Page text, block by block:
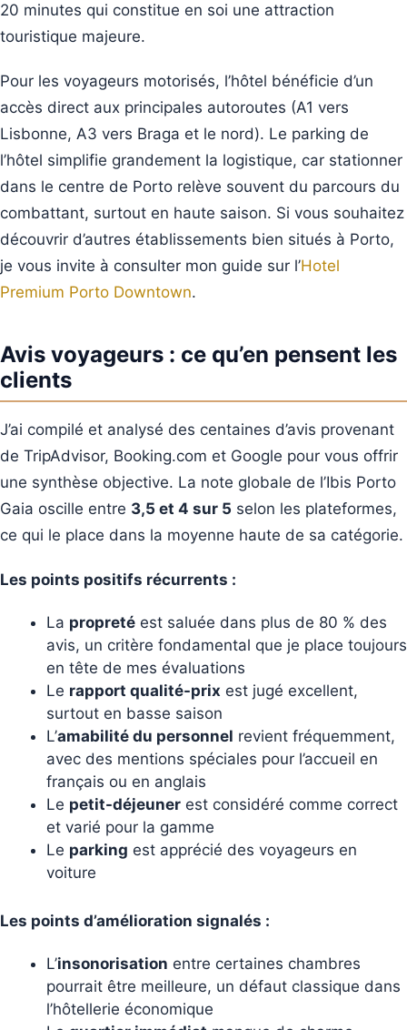
20 minutes qui constitue en soi une attraction
touristique majeure.
Pour les voyageurs motorisés, l’hôtel bénéficie d’un
accès direct aux principales autoroutes (A1 vers
Lisbonne, A3 vers Braga et le nord). Le parking de
l’hôtel simplifie grandement la logistique, car stationner
dans le centre de Porto relève souvent du parcours du
combattant, surtout en haute saison. Si vous souhaitez
découvrir d’autres établissements bien situés à Porto,
je vous invite à consulter mon guide sur l’Hotel
Premium Porto Downtown.
Avis voyageurs : ce qu’en pensent les
clients
J’ai compilé et analysé des centaines d’avis provenant
de TripAdvisor, Booking.com et Google pour vous offrir
une synthèse objective. La note globale de l’Ibis Porto
Gaia oscille entre 3,5 et 4 sur 5 selon les plateformes,
ce qui le place dans la moyenne haute de sa catégorie.
Les points positifs récurrents :
La propreté est saluée dans plus de 80 % des
avis, un critère fondamental que je place toujours
en tête de mes évaluations
Le rapport qualité-prix est jugé excellent,
surtout en basse saison
L’amabilité du personnel revient fréquemment,
avec des mentions spéciales pour l’accueil en
français ou en anglais
Le petit-déjeuner est considéré comme correct
et varié pour la gamme
Le parking est apprécié des voyageurs en
voiture
Les points d’amélioration signalés :
L’insonorisation entre certaines chambres
pourrait être meilleure, un défaut classique dans
l’hôtellerie économique